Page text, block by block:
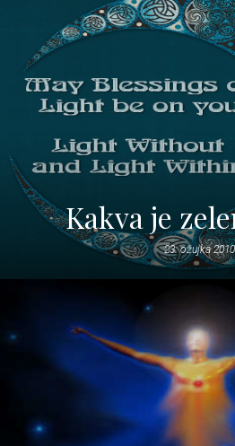
Kakva je
23. ožujka